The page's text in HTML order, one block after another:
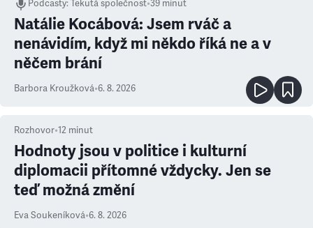
Podcasty:Tekutá společnost•39 minut
Natálie Kocábová: Jsem rváč a
nenávidím, když mi někdo říká ne a v
něčem brání
Barbora Kroužková•6. 8. 2026
Rozhovor•12 minut
Hodnoty jsou v politice i kulturní
diplomacii přítomné vždycky. Jen se
teď možná změní
Eva Soukeníková•6. 8. 2026